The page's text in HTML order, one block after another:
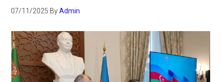
07/11/2025 ByAdmin